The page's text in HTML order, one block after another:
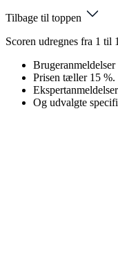
Tilbage til toppen
Scoren udregnes fra 1 til
Prisen tæller 15 %.
Og udvalgte